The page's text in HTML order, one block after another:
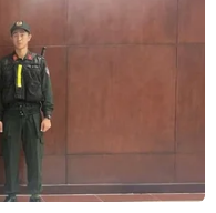
trình điều chỉnh kinh
nhằm thực hiện các
và thúc đẩy nền